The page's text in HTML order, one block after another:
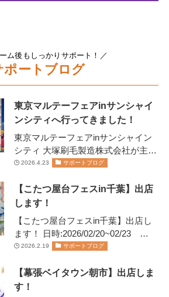
ム後もしっかりサポート！／
ポートブログ
東京マルテーフェアinサンシャイ
ンシティへ行ってきました！
東京マルテーフェアinサンシャイン
シティ 大塚刷毛製造株式会社が主催
します 2026年2月13日(金)14日(土)に
2026.4.23 サポートブログ
【こたつ屋台フェスin千葉】出店
します！
【こたつ屋台フェスin千葉】出店し
ます！ 日時:2026/02/20~02/23
11:00~20:00日にちにより営業…
2026.2.19 サポートブログ
【幕張ベイタウン朝市】出店しま
す！